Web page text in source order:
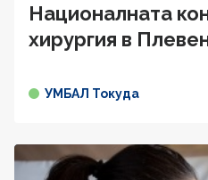
Националната
хирургия в
УМБАЛ Токуда